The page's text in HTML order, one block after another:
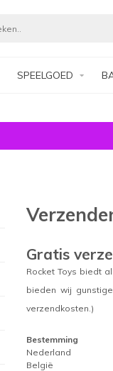
SPEELGOED
Gratis
Rocket Toys biedt
bieden wij
verzendkosten.)
Bestemming
Nederland
België